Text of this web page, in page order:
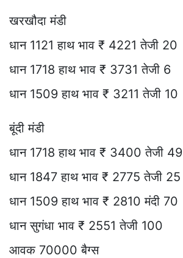
खरखौदा मंडी
धान 1121 हाथ भाव ₹ 4221 तेजी 20
धान 1718 हाथ भाव ₹ 3731 तेजी 6
धान 1509 हाथ भाव ₹ 3211 तेजी 10
बूंदी मंडी
धान 1718 हाथ भाव ₹ 3400 तेजी 49
धान 1847 हाथ भाव ₹ 2775 तेजी 25
धान 1509 हाथ भाव ₹ 2810 मंदी 70
धान सुगंधा भाव ₹ 2551 तेजी 100
आवक 70000 बैग्स